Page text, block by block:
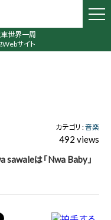
世界一周
Webサイト
カテゴリ :音楽
492 views
sawaleは「Nwa Baby」